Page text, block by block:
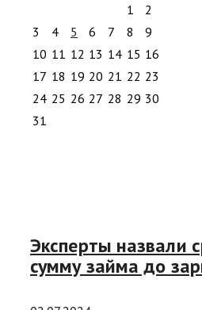
1
2
3
4 5 6 7 8
9
10 11 12 13 14 15 16
17 18 19 20 21 22 23
24 25 26 27 28 29 30
31
Эксперты назвали
сумму займа до